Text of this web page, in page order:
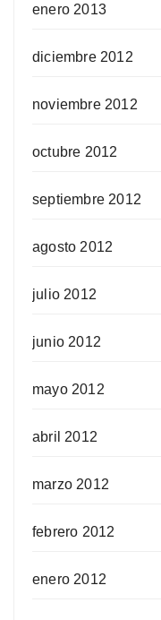
enero 2013
diciembre 2012
noviembre 2012
octubre 2012
septiembre 2012
agosto 2012
julio 2012
junio 2012
mayo 2012
abril 2012
marzo 2012
febrero 2012
enero 2012